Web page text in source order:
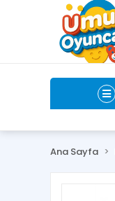
Ana Sayfa